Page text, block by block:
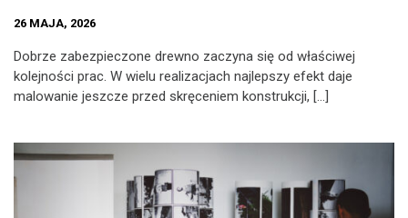
26 MAJA, 2026
Dobrze zabezpieczone drewno zaczyna się od właściwej
kolejności prac. W wielu realizacjach najlepszy efekt daje
malowanie jeszcze przed skręceniem konstrukcji, […]